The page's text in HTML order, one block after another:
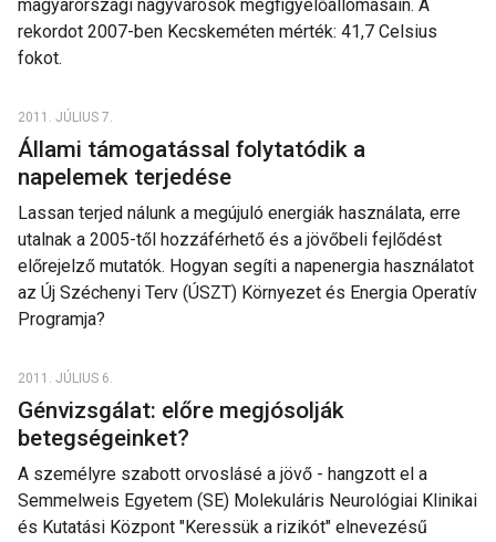
magyarországi nagyvárosok megfigyelőállomásain. A
rekordot 2007-ben Kecskeméten mérték: 41,7 Celsius
fokot.
2011. JÚLIUS 7.
Állami támogatással folytatódik a
napelemek terjedése
Lassan terjed nálunk a megújuló energiák használata, erre
utalnak a 2005-től hozzáférhető és a jövőbeli fejlődést
előrejelző mutatók. Hogyan segíti a napenergia használatot
az Új Széchenyi Terv (ÚSZT) Környezet és Energia Operatív
Programja?
2011. JÚLIUS 6.
Génvizsgálat: előre megjósolják
betegségeinket?
A személyre szabott orvoslásé a jövő - hangzott el a
Semmelweis Egyetem (SE) Molekuláris Neurológiai Klinikai
és Kutatási Központ "Keressük a rizikót" elnevezésű